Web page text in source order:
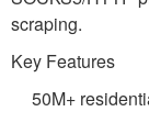
scraping.
Key Features
50M+